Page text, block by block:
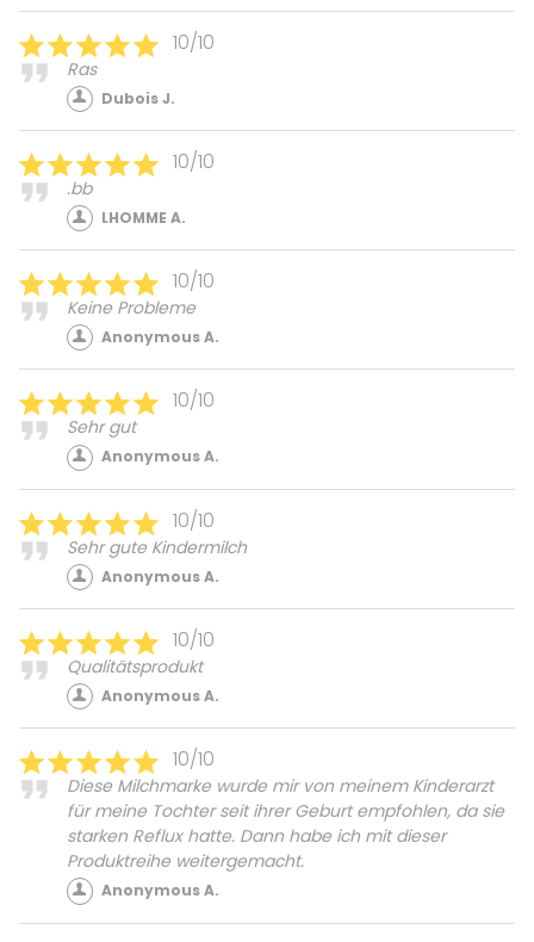
10/10
Ras
Dubois J.
10/10
.bb
LHOMME A.
10/10
Keine Probleme
Anonymous A.
10/10
Sehr gut
Anonymous A.
10/10
Sehr gute Kindermilch
Anonymous A.
10/10
Qualitätsprodukt
Anonymous A.
10/10
Diese Milchmarke wurde mir von meinem Kinderarzt
für meine Tochter seit ihrer Geburt empfohlen, da sie
starken Reflux hatte. Dann habe ich mit dieser
Produktreihe weitergemacht.
Anonymous A.